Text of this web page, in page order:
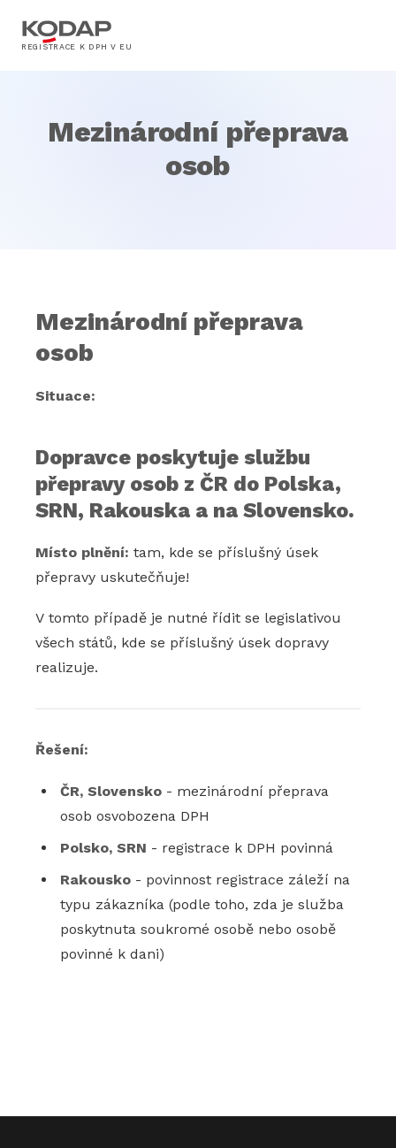
REGISTRACE K DPH V EU
Mezinárodní přeprava
osob
Mezinárodní přeprava
osob
Situace:
Dopravce poskytuje službu
přepravy osob z ČR do Polska,
SRN, Rakouska a na Slovensko.
Místo plnění: tam, kde se příslušný úsek
přepravy uskutečňuje!
V tomto případě je nutné řídit se legislativou
všech států, kde se příslušný úsek dopravy
realizuje.
Řešení:
ČR, Slovensko - mezinárodní přeprava
osob osvobozena DPH
Polsko, SRN - registrace k DPH povinná
Rakousko - povinnost registrace záleží na
typu zákazníka (podle toho, zda je služba
poskytnuta soukromé osobě nebo osobě
povinné k dani)